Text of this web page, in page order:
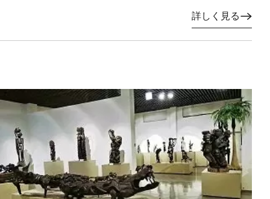
詳しく見る